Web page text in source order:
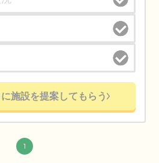
施設を提案してもらう
1